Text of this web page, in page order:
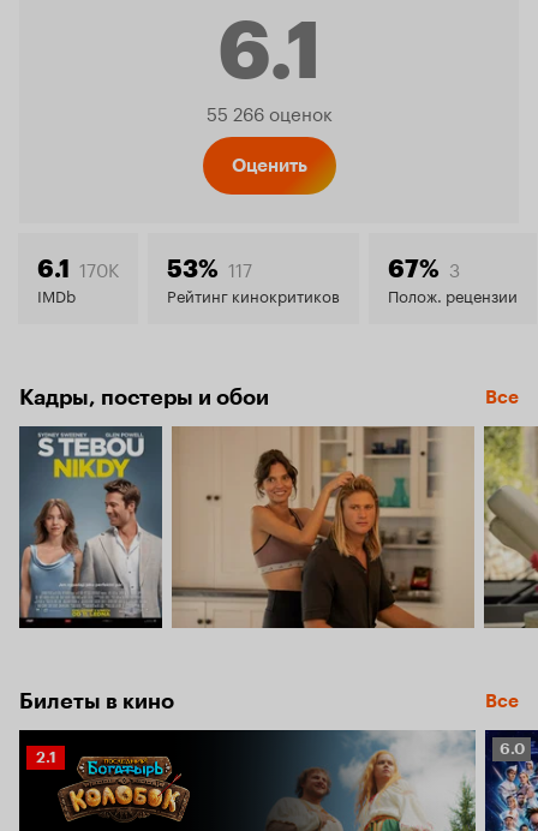
6.1
Рейтинг
6.1
55 266 оценок
Оценить
6.1 170K
IMDb
53% 117
Рейтинг кинокритиков
67% 3
Полож. рецензии
Кадры, постеры и обои Все
Билеты в кино Все
Рейтинг
Кинопоиска
2.1
6.0
6.0